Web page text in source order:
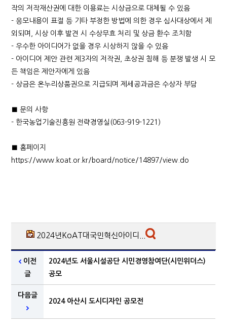
작의 저작재산권에 대한 이용료는 시상금으로 대체될 수 있음
- 응모내용이 표절 등 기타 부정한 방법에 의한 경우 심사대상에서 제
외되며, 시상 이후 발견 시 수상무효 처리 및 상금 환수 조치함
- 우수한 아이디어가 없을 경우 시상하지 않을 수 있음
- 아이디어 제안 관련 제3자의 저작권, 초상권 침해 등 분쟁 발생 시 모
든 책임은 제안자에게 있음
- 상금은 온누리상품권으로 지급되며 제세공과금은 수상자 부담
■ 문의 사항
- 한국농업기술진흥원 전략경영실(063-919-1221)
■ 홈페이지
https://www.koat.or.kr/board/notice/14897/view.do
2024년KoAT대국민혁신아이디...
이전
글
2024년도 서울시설공단 시민경영참여단(시민위더스)
공모
다음글
2024 아산시 도시디자인 공모전